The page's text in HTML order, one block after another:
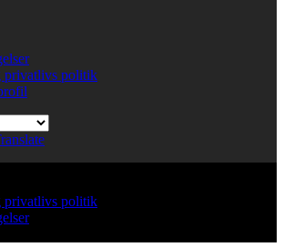
privatlivs politik
privatlivs politik